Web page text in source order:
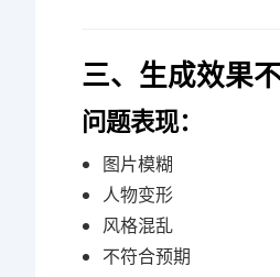
三、生成效果
问题表现：
图片模糊
人物变形
风格混乱
不符合预期